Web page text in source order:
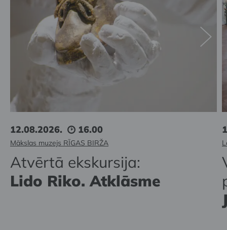
12.08.2026. 16.00
Mākslas muzejs RĪGAS BIRŽA
Atvērtā ekskursija:
Lido Riko. Atklāsme